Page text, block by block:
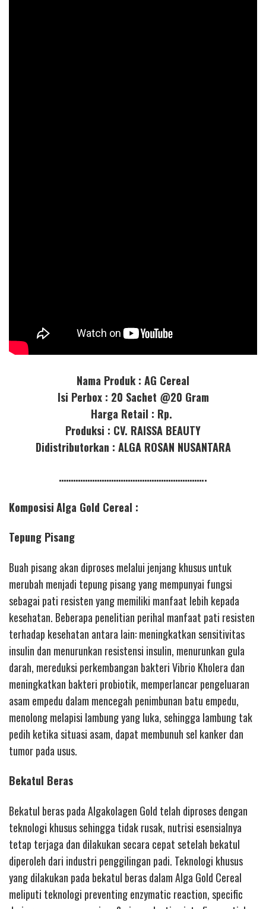
Nama Produk : AG Cereal
Isi Perbox : 20 Sachet @20 Gram
Harga Retail : Rp.
Produksi : CV. RAISSA BEAUTY
Didistributorkan : ALGA ROSAN NUSANTARA
……………………………………………………..
KomposisiAlga Gold Cereal :
Tepung Pisang
Buah pisang akan diproses melalui jenjang khusus untuk
merubah menjadi tepung pisang yang mempunyai fungsi
sebagai pati resisten yang memiliki manfaat lebih kepada
kesehatan. Beberapa penelitian perihal manfaat pati resisten
terhadap kesehatan antara lain: meningkatkan sensitivitas
insulin dan menurunkan resistensi insulin, menurunkan gula
darah, mereduksi perkembangan bakteri Vibrio Kholera dan
meningkatkan bakteri probiotik, memperlancar pengeluaran
asam empedu dalam mencegah penimbunan batu empedu,
menolong melapisi lambung yang luka, sehingga lambung tak
pedih ketika situasi asam, dapat membunuh sel kanker dan
tumor pada usus.
Bekatul Beras
Bekatul beras pada Algakolagen Gold telah diproses dengan
teknologi khusus sehingga tidak rusak, nutrisi esensialnya
tetap terjaga dan dilakukan secara cepat setelah bekatul
diperoleh dari industri penggilingan padi. Teknologi khusus
yang dilakukan pada bekatul beras dalam Alga Gold Cereal
meliputi teknologi preventing enzymatic reaction, specific